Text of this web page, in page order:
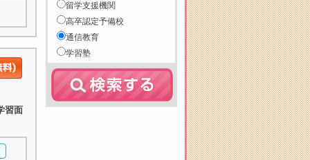
習面
留学支援機関
高卒認定予備校
通信教育
学習塾